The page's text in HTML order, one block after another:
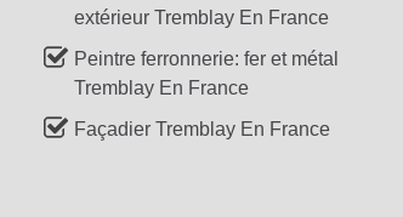
extérieur Tremblay En France
Peintre ferronnerie: fer et métal
Tremblay En France
Façadier Tremblay En France